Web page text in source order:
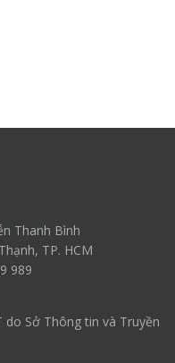
Thanh Bình
TP. HCM
989
Sở Thông tin và Truyền